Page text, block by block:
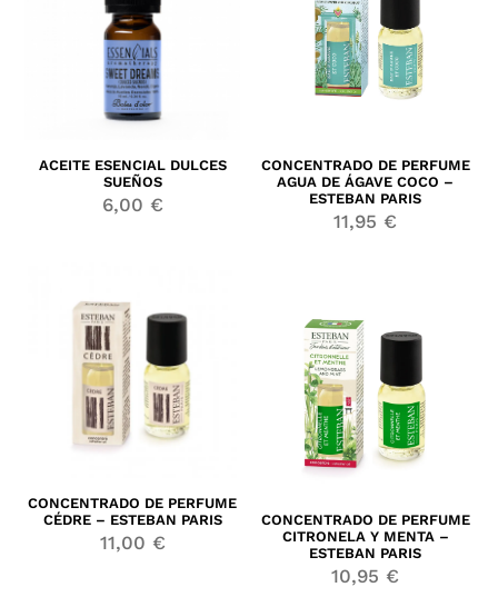
ACEITE ESENCIAL DULCES
SUEÑOS
6,00 €
CONCENTRADO DE PERFUME
AGUA DE ÁGAVE COCO –
ESTEBAN PARIS
11,95 €
CONCENTRADO DE PERFUME
CÉDRE – ESTEBAN PARIS
11,00 €
CONCENTRADO DE PERFUME
CITRONELA Y MENTA –
ESTEBAN PARIS
10,95 €